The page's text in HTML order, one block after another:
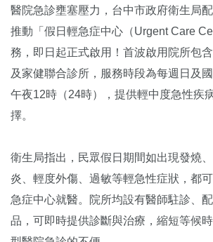
醫院急診壅塞壓力，台中市政府衛生局
推動「假日輕急症中心（Urgent Care
務，即日起正式啟用！首波啟用院所包
及家健聯合診所，服務時段為每週日及
午夜12時（24時），提供輕中度急性疾
擇。
衛生局指出，民眾假日期間如出現發燒
炎、輕度外傷、過敏等輕急性症狀，都
急症中心就醫。院所均設有醫師駐診、
品，可即時提供診斷與治療，縮短等候